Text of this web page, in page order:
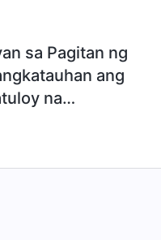
sa Pagitan ng
ang
na